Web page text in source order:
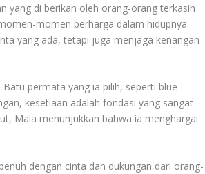
yang di berikan oleh orang-orang terkasih
momen berharga dalam hidupnya.
yang ada, tetapi juga menjaga kenangan
permata yang ia pilih, seperti blue
kesetiaan adalah fondasi yang sangat
Maia menunjukkan bahwa ia menghargai
dengan cinta dan dukungan dari orang-